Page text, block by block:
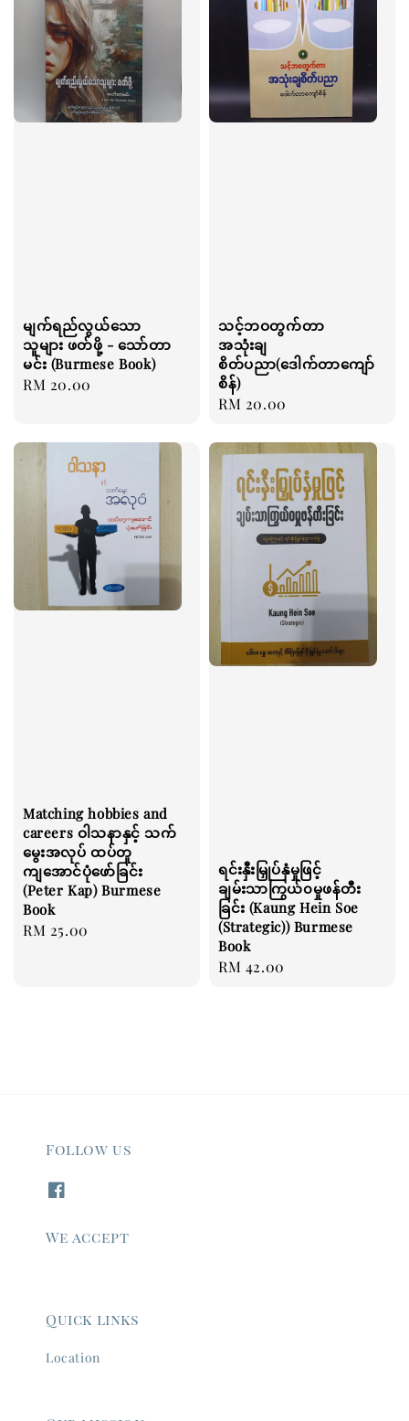
မျက်ရည်လွယ်သော
သူများ ဖတ်ဖို့ - သော်တာ
မင်း (Burmese Book)
Regular
RM 20.00
သင့်ဘဝတွက်တာ
အသုံးချ
စိတ်ပညာ(ဒေါက်တာကျော်
စိန်)
Regular
RM 20.00
Matching hobbies and
careers ဝါသနာနှင့် သက်
မွေးအလုပ် ထပ်တူ
ကျအောင်ပုံဖော်ခြင်း
(Peter Kap) Burmese
Book
Regular
RM 25.00
ရင်းနှီးမြှုပ်နှံမှုဖြင့်
ချမ်းသာကြွယ်၀မှုဖန်တီး
ခြင်း (Kaung Hein Soe
(Strategic)) Burmese
Book
Regular
RM 42.00
Follow us
We accept
Quick links
Location